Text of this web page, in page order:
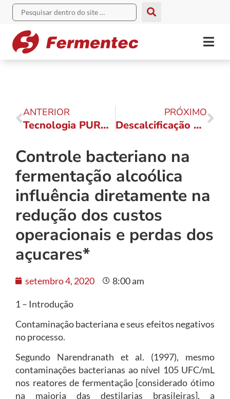
ANTERIOR
Tecnologia PURATE™ da Nalco Water ajuda usina de cana de açúcar do Brasil a reduzir o consumo de ácido sulfúrico na produção de etanol*
PRÓXIMO
Descalcificação de caldo de cana-de-açúcar pela tecnologia novasep applexion csf*
Controle bacteriano na
fermentação alcoólica
influência diretamente na
redução dos custos
operacionais e perdas dos
açucares*
setembro 4, 2020 8:00 am
1 – Introdução
Contaminação bacteriana e seus efeitos negativos
no processo.
Segundo Narendranath et al. (1997), mesmo
contaminações bacterianas ao nível 105 UFC/mL
nos reatores de fermentação [considerado ótimo
na maioria das destilarias brasileiras], a